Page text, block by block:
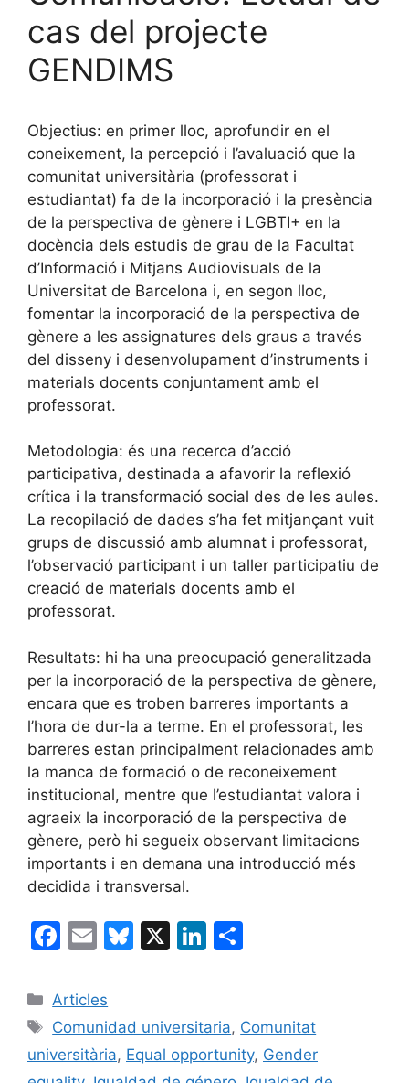
cas del projecte
GENDIMS
Objectius: en primer lloc, aprofundir en el
coneixement, la percepció i l’avaluació que la
comunitat universitària (professorat i
estudiantat) fa de la incorporació i la presència
de la perspectiva de gènere i LGBTI+ en la
docència dels estudis de grau de la Facultat
d’Informació i Mitjans Audiovisuals de la
Universitat de Barcelona i, en segon lloc,
fomentar la incorporació de la perspectiva de
gènere a les assignatures dels graus a través
del disseny i desenvolupament d’instruments i
materials docents conjuntament amb el
professorat.
Metodologia: és una recerca d’acció
participativa, destinada a afavorir la reflexió
crítica i la transformació social des de les aules.
La recopilació de dades s’ha fet mitjançant vuit
grups de discussió amb alumnat i professorat,
l’observació participant i un taller participatiu de
creació de materials docents amb el
professorat.
Resultats: hi ha una preocupació generalitzada
per la incorporació de la perspectiva de gènere,
encara que es troben barreres importants a
l’hora de dur-la a terme. En el professorat, les
barreres estan principalment relacionades amb
la manca de formació o de reconeixement
institucional, mentre que l’estudiantat valora i
agraeix la incorporació de la perspectiva de
gènere, però hi segueix observant limitacions
importants i en demana una introducció més
decidida i transversal.
F
c
e
b
E
ai
l
Bl
s
k
X
Li
e
dI
p
ar
Categories
Articles
Etiquetes
Comunidad universitaria, Comunitat
universitària, Equal opportunity, Gender